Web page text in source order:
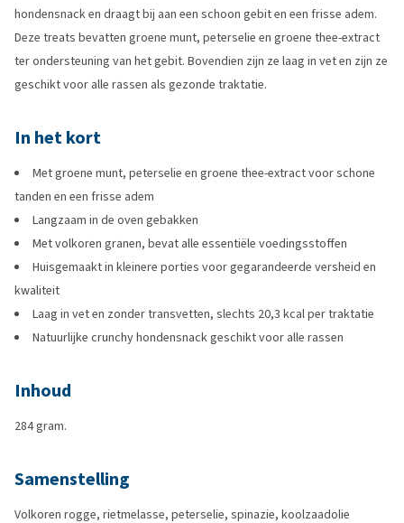
hondensnack en draagt bij aan een schoon gebit en een frisse adem.
Deze treats bevatten groene munt, peterselie en groene thee-extract
ter ondersteuning van het gebit. Bovendien zijn ze laag in vet en zijn ze
geschikt voor alle rassen als gezonde traktatie.
In het kort
Met groene munt, peterselie en groene thee-extract voor schone
tanden en een frisse adem
Langzaam in de oven gebakken
Met volkoren granen, bevat alle essentiële voedingsstoffen
Huisgemaakt in kleinere porties voor gegarandeerde versheid en
kwaliteit
Laag in vet en zonder transvetten, slechts 20,3 kcal per traktatie
Natuurlijke crunchy hondensnack geschikt voor alle rassen
Inhoud
284 gram.
Samenstelling
Volkoren rogge, rietmelasse, peterselie, spinazie, koolzaadolie